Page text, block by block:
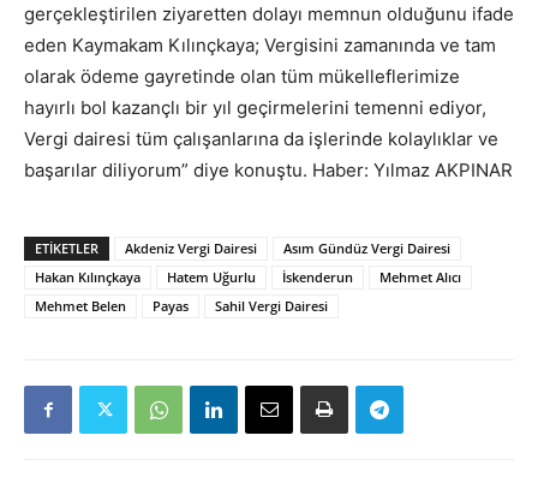
gerçekleştirilen ziyaretten dolayı memnun olduğunu ifade
eden Kaymakam Kılınçkaya; Vergisini zamanında ve tam
olarak ödeme gayretinde olan tüm mükelleflerimize
hayırlı bol kazançlı bir yıl geçirmelerini temenni ediyor,
Vergi dairesi tüm çalışanlarına da işlerinde kolaylıklar ve
başarılar diliyorum” diye konuştu. Haber: Yılmaz AKPINAR
ETIKETLER Akdeniz Vergi Dairesi
Asım Gündüz Vergi Dairesi
Hakan Kılınçkaya
Hatem Uğurlu İskenderun
Mehmet Alıcı
Mehmet Belen
Payas Sahil Vergi Dairesi